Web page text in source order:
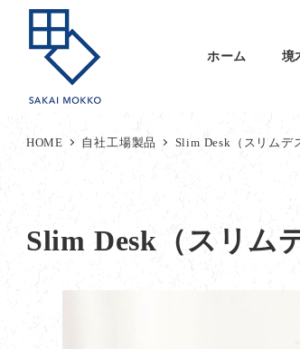
ホーム 境
HOME 自社工場製品 Slim Desk（スリムデ
Slim Desk（スリム